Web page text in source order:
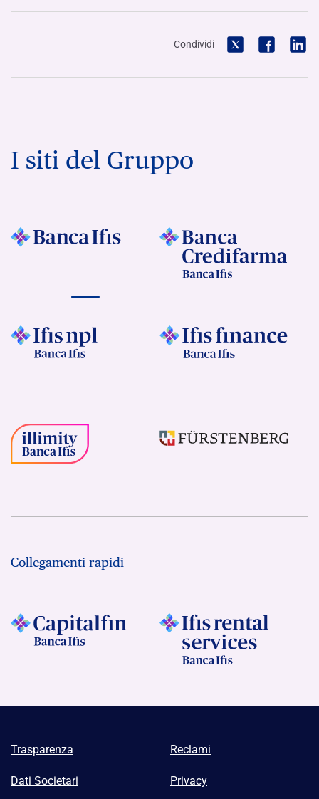
Condividi
I siti del Gruppo
Collegamenti rapidi
Trasparenza Reclami
Dati Societari Privacy